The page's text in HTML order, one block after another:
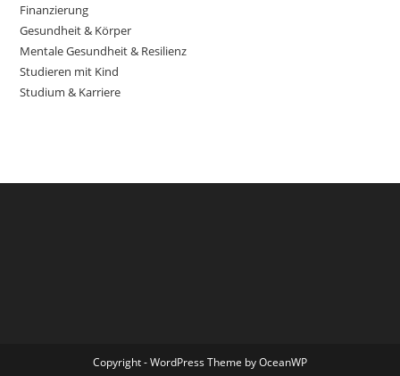
Finanzierung
Gesundheit & Körper
Mentale Gesundheit & Resilienz
Studieren mit Kind
Studium & Karriere
Copyright - WordPress Theme by OceanWP